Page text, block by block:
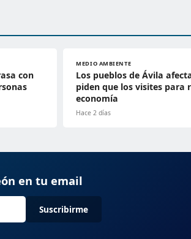
con
MEDIO AMBIENTE
Los pueblos de Ávila
piden que los visites para
economía
Hace 2 días
en tu email
Suscribirme